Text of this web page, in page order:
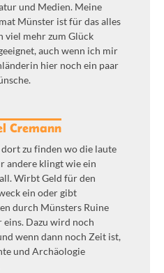
und Medien. Meine
Münster ist für das alles
viel mehr zum Glück
auch wenn ich mir
hier noch ein paar
Cremann
dort zu finden wo die laute
andere klingt wie ein
Wirbt Geld für den
ein oder gibt
durch Münsters Ruine
eins. Dazu wird noch
wenn dann noch Zeit ist,
und Archäologie